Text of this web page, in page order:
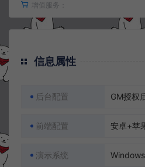
增值服务：
信息属性
后台配置 GM授权
前端配置 安卓+苹
演示系统